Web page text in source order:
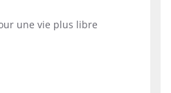
une vie plus libre